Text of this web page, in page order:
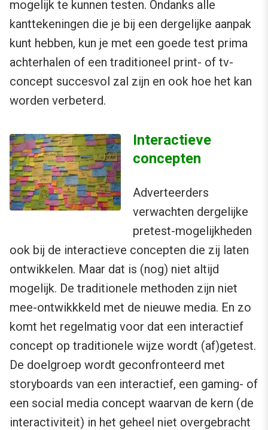
mogelijk te kunnen testen. Ondanks alle
kanttekeningen die je bij een dergelijke aanpak
kunt hebben, kun je met een goede test prima
achterhalen of een traditioneel print- of tv-
concept succesvol zal zijn en ook hoe het kan
worden verbeterd.
Interactieve
concepten
Adverteerders
verwachten dergelijke
pretest-mogelijkheden
ook bij de interactieve concepten die zij laten
ontwikkelen. Maar dat is (nog) niet altijd
mogelijk. De traditionele methoden zijn niet
mee-ontwikkkeld met de nieuwe media. En zo
komt het regelmatig voor dat een interactief
concept op traditionele wijze wordt (af)getest.
De doelgroep wordt geconfronteerd met
storyboards van een interactief, een gaming- of
een social media concept waarvan de kern (de
interactiviteit) in het geheel niet overgebracht